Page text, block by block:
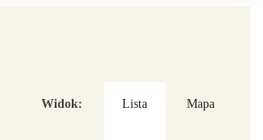
Widok: Lista Mapa